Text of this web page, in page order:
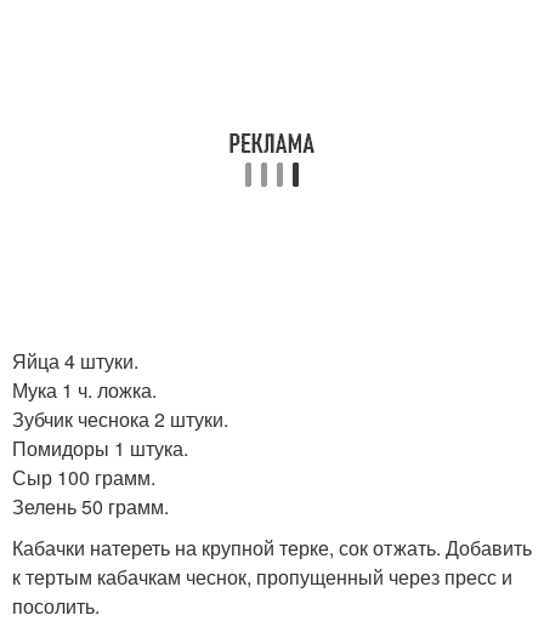
Яйца 4 штуки.
Мука 1 ч. ложка.
Зубчик чеснока 2 штуки.
Помидоры 1 штука.
Сыр 100 грамм.
Зелень 50 грамм.
Кабачки натереть на крупной терке, сок отжать. Добавить
к тертым кабачкам чеснок, пропущенный через пресс и
посолить.